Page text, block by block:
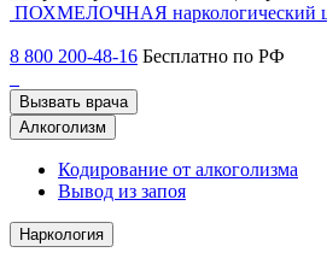
ПОХМЕЛОЧНАЯ наркологический
8 800 200-48-16 Бесплатно по РФ
Вызвать врача
Алкоголизм
Кодирование от алкоголизма
Вывод из запоя
Наркология